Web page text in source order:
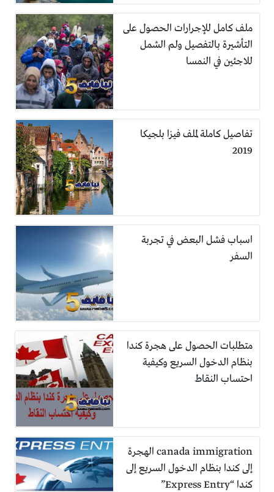
ملف كامل للإجرارات الحصول على
التأشيرة بالتفصيل ولم الشمل
للاجئين في النمسا
تفاصيل كاملة لملف فيزا بلجيكا
2019
اسباب فشل البعض في تجربة
السفر
متطلبات الحصول على هجرة كندا
بنظام الدخول السريع وكيفية
احتساب النقاط
canada immigration الهجرة
إلى كندا بنظام الدخول السريع إلى
كندا “Express Entry”